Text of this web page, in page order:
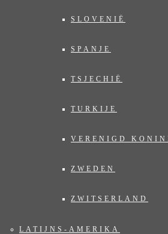
SLOVENIË
SPANJE
TSJECHIË
TURKIJE
VERENIGD
ZWEDEN
ZWITSERLAND
LATIJNS-AMERIKA